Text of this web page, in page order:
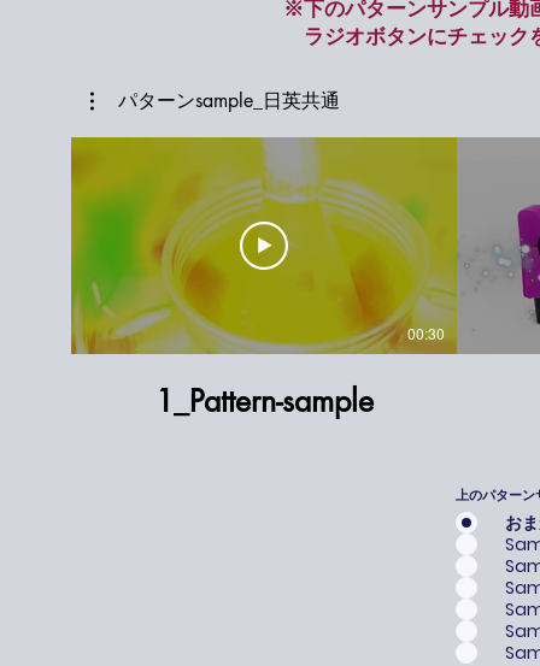
​※下のパターンサンプル動
ラジオボタンにチェック
上のパターン
お
パターンsample_日英共通
00:30
1_Pattern-sample